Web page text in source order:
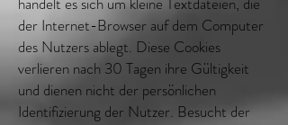
der Internet-Browser auf dem Computer
des Nutzers ablegt. Diese Cookies
verlieren nach 30 Tagen ihre Gültigkeit
und dienen nicht der persönlichen
Identifizierung der Nutzer. Besucht der